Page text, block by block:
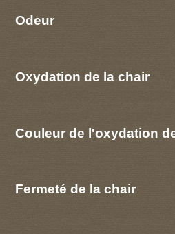
Odeur
Oxydation de la chair
Couleur de l'oxydation
Fermeté de la chair